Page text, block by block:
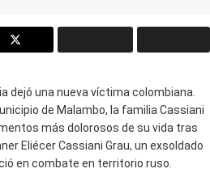
dejó una nueva víctima colombiana.
de Malambo, la familia Cassiani
más dolorosos de su vida tras
Eliécer Cassiani Grau, un exsoldado
en combate en territorio ruso.